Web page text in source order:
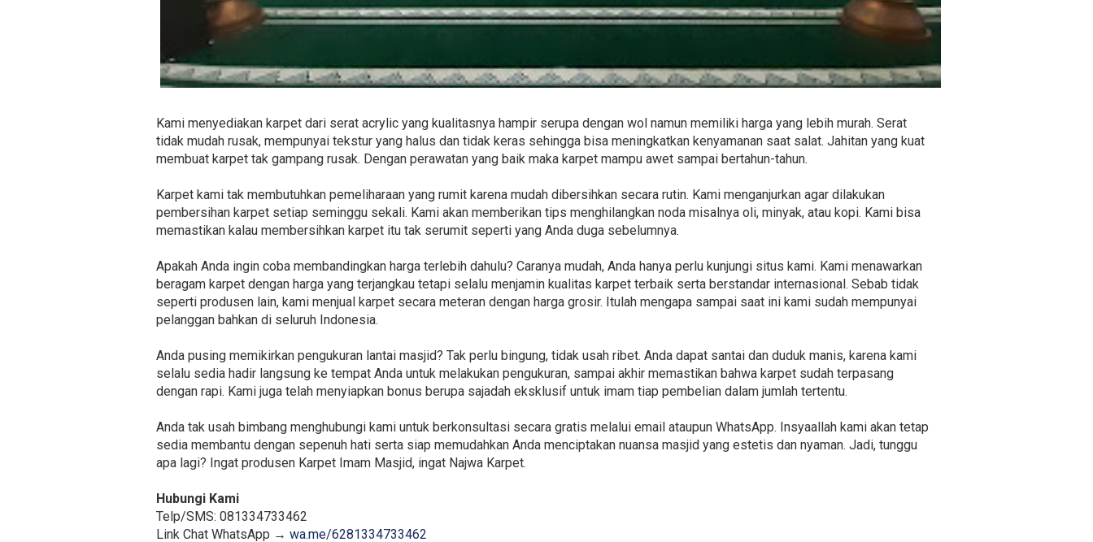
Kami menyediakan karpet dari serat acrylic yang kualitasnya hampir serupa dengan wol namun memiliki harga yang lebih murah. Serat
tidak mudah rusak, mempunyai tekstur yang halus dan tidak keras sehingga bisa meningkatkan kenyamanan saat salat. Jahitan yang kuat
membuat karpet tak gampang rusak. Dengan perawatan yang baik maka karpet mampu awet sampai bertahun-tahun.
Karpet kami tak membutuhkan pemeliharaan yang rumit karena mudah dibersihkan secara rutin. Kami menganjurkan agar dilakukan
pembersihan karpet setiap seminggu sekali. Kami akan memberikan tips menghilangkan noda misalnya oli, minyak, atau kopi. Kami bisa
memastikan kalau membersihkan karpet itu tak serumit seperti yang Anda duga sebelumnya.
Apakah Anda ingin coba membandingkan harga terlebih dahulu? Caranya mudah, Anda hanya perlu kunjungi situs kami. Kami menawarkan
beragam karpet dengan harga yang terjangkau tetapi selalu menjamin kualitas karpet terbaik serta berstandar internasional. Sebab tidak
seperti produsen lain, kami menjual karpet secara meteran dengan harga grosir. Itulah mengapa sampai saat ini kami sudah mempunyai
pelanggan bahkan di seluruh Indonesia.
Anda pusing memikirkan pengukuran lantai masjid? Tak perlu bingung, tidak usah ribet. Anda dapat santai dan duduk manis, karena kami
selalu sedia hadir langsung ke tempat Anda untuk melakukan pengukuran, sampai akhir memastikan bahwa karpet sudah terpasang
dengan rapi. Kami juga telah menyiapkan bonus berupa sajadah eksklusif untuk imam tiap pembelian dalam jumlah tertentu.
Anda tak usah bimbang menghubungi kami untuk berkonsultasi secara gratis melalui email ataupun WhatsApp. Insyaallah kami akan tetap
sedia membantu dengan sepenuh hati serta siap memudahkan Anda menciptakan nuansa masjid yang estetis dan nyaman. Jadi, tunggu
apa lagi? Ingat produsen Karpet Imam Masjid, ingat Najwa Karpet.
Hubungi Kami
Telp/SMS: 081334733462
Link Chat WhatsApp → wa.me/6281334733462